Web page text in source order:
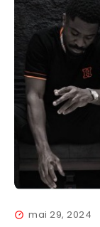
mai 29, 2024